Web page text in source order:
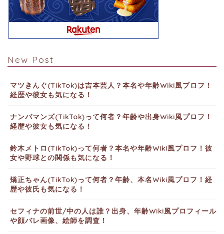
New Post
マツきんぐ(TikTok)は吉本芸人？本名や年齢Wiki風プロフ！
経歴や彼女も気になる！
ナンバマンズ(TikTok)って何者？年齢や出身Wiki風プロフ！
経歴や彼女も気になる！
鈴木メトロ(TikTok)って何者？本名や年齢Wiki風プロフ！彼
女や野球との関係も気になる！
矯正ちゃん(TikTok)って何者？年齢、本名Wiki風プロフ！経
歴や彼氏も気になる！
セフィナの前世/中の人は誰？出身、年齢Wiki風プロフィール
や顔バレ画像、絵師を調査！